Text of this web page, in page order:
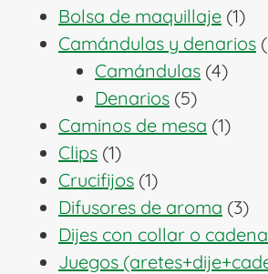
Bolsa de maquillaje 11
Camándulas y denarios
Camándulas 44
Denarios 55
productos
Caminos de mesa 11
Clips 11
producto
Crucifijos 11
producto
Difusores de aroma 33
Dijes con collar o cadena
Juegos